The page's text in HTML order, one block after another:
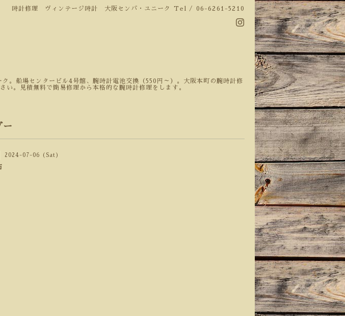
時計修理 ヴィンテージ時計 大阪センバ・ユニーク Tel / 06-6261-5210
。船場センタービル4号館、腕時計電池交換（550円～）。大阪本町の腕時計修
。見積無料で簡易修理から本格的な腕時計修理をします。
ー
2024-07-06 (Sat)